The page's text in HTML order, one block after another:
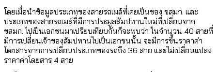
โดยเมื่อนำข้อมูลประเภทของสายรถเมล์ที่เคยเป็นของ ขสมก. และ
ประเภทของสายรถเมล์ที่มีการประมูลสัมปทานใหม่ที่เปลี่ยนจาก
ขสมก. ไปเป็นเอกชนมาเปรียบเทียบกันก็จะพบว่า ในจำนวน 40 สายที่
มีการเปลี่ยนเจ้าของสัมปทานไปเป็นเอกชนนั้น จะมีการขึ้นราคาค่า
โดยสารจากการเปลี่ยนประเภทของรถถึง 36 สาย และไม่เปลี่ยนแปลง
ราคาค่าโดยสาร 4 สาย